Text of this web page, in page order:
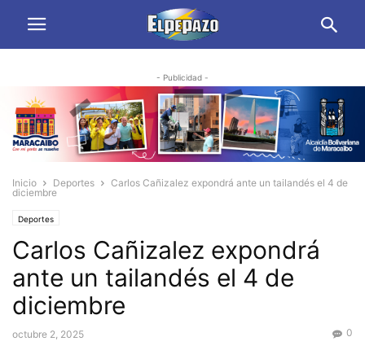
- Publicidad -
Inicio Deportes
Carlos Cañizalez expondrá ante un tailandés el 4 de
diciembre
Deportes
Carlos Cañizalez expondrá
ante un tailandés el 4 de
diciembre
octubre 2, 2025 0